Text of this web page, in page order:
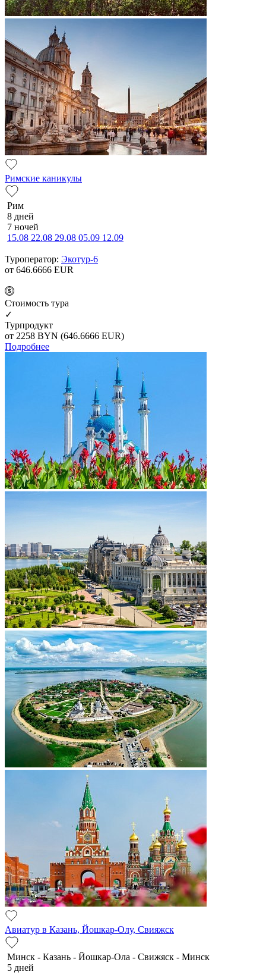
Римские каникулы
Рим
8 дней
7 ночей
15.08 22.08 29.08 05.09 12.09
Туроператор: Экотур-6
от 646.6666 EUR
Cтоимость тура
✓
Турпродукт
от 2258 BYN (646.6666 EUR)
Подробнее
Авиатур в Казань, Йошкар-Олу, Свияжск
Минск - Казань - Йошкар-Ола - Свижяск - Минск
5 дней